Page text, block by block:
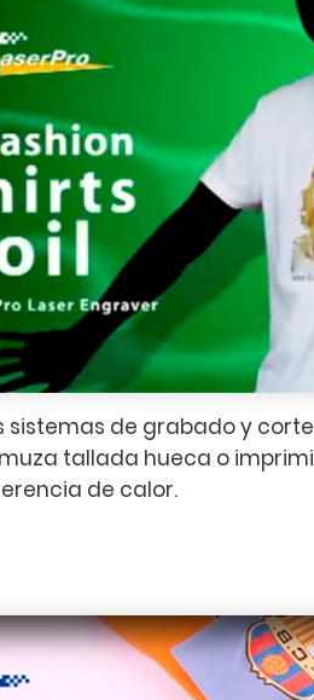
sistemas de grabado y
tallada hueca o
de calor.